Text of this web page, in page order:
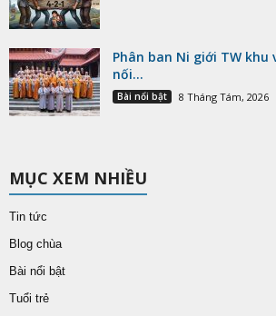
Phân ban Ni giới TW khu
nối...
Bài nổi bật 8 Tháng Tám, 2026
MỤC XEM NHIỀU
Tin tức
Blog chùa
Bài nổi bật
Tuổi trẻ